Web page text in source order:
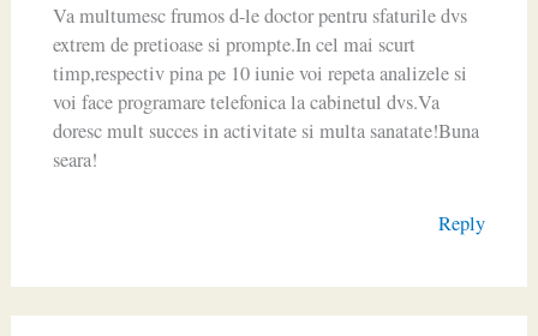
Va multumesc frumos d-le doctor pentru sfaturile dvs
extrem de pretioase si prompte.In cel mai scurt
timp,respectiv pina pe 10 iunie voi repeta analizele si
voi face programare telefonica la cabinetul dvs.Va
doresc mult succes in activitate si multa sanatate!Buna
seara!
Reply